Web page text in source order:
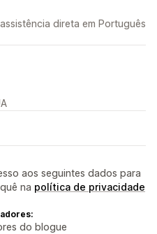
direta em Português
aos seguintes dados para
na política de privacidade
do blogue